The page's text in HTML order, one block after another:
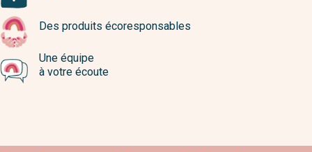
Des produits écoresponsables
Une équipe
à votre écoute